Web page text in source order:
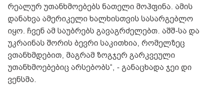
რეალურ უთანხმოებებს ნათელი მოჰფინა. ამის
დანახვა ამერიკელი ხალხისთვის სასარგებლო
იყო. ჩვენ ამ საუბრებს გავაგრძელებთ. აშშ-სა და
უკრაინას შორის ბევრი საკითხია, რომელზეც
ვთანხმდებით, მაგრამ ზოგჯერ გარკვეული
უთანხმოებებიც არსებობს“, - განაცხადა ჯეი დი
ვენსმა.